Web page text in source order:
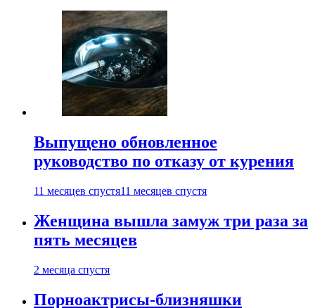
Выпущено обновленное
руководство по отказу от курения
11 месяцев спустя11 месяцев спустя
Женщина вышла замуж три раза за
пять месяцев
2 месяца спустя
Порноактрисы-близняшки